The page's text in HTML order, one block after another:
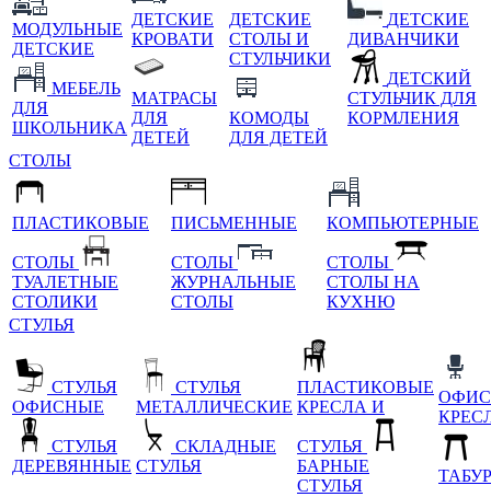
МОДУЛЬНЫЕ
ДЕТСКИЕ
МЕБЕЛЬ
ДЛЯ
ШКОЛЬНИКА
ДЕТСКИЕ
КРОВАТИ
МАТРАСЫ
ДЛЯ
ДЕТЕЙ
ДЕТСКИЕ
СТОЛЫ И
СТУЛЬЧИКИ
КОМОДЫ
ДЛЯ ДЕТЕЙ
ДЕТСКИЕ
ДИВАНЧИКИ
ДЕТСКИЙ
СТУЛЬЧИК ДЛЯ
КОРМЛЕНИЯ
СТОЛЫ
ПЛАСТИКОВЫЕ
СТОЛЫ
ТУАЛЕТНЫЕ
СТОЛИКИ
ПИСЬМЕННЫЕ
СТОЛЫ
ЖУРНАЛЬНЫЕ
СТОЛЫ
КОМПЬЮТЕРНЫЕ
СТОЛЫ
СТОЛЫ НА
КУХНЮ
СТУЛЬЯ
СТУЛЬЯ
ОФИСНЫЕ
СТУЛЬЯ
ДЕРЕВЯННЫЕ
СТУЛЬЯ
МЕТАЛЛИЧЕСКИЕ
СКЛАДНЫЕ
СТУЛЬЯ
ПЛАСТИКОВЫЕ
КРЕСЛА И
СТУЛЬЯ
БАРНЫЕ
СТУЛЬЯ